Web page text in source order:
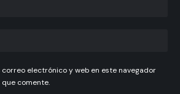
correo electrónico y web en este navegador
que comente.